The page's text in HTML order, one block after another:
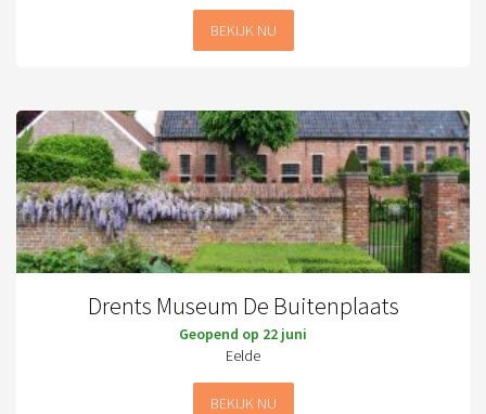
BEKIJK NU
Drents Museum De Buitenplaats
Geopend op 22 juni
Eelde
BEKIJK NU